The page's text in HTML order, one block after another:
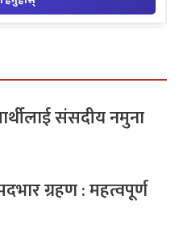
संसदीय नमुना
ग्रहण : महत्वपूर्ण